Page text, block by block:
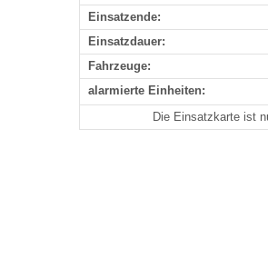
Einsatzende:
Einsatzdauer:
Fahrzeuge:
alarmierte Einheiten:
Die Einsatzkarte ist